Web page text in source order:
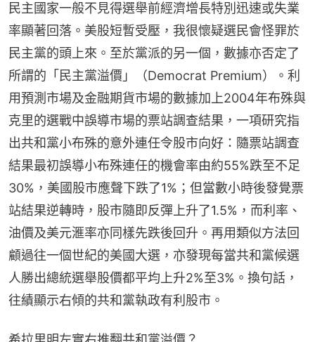
民主國家一般不見得選舉前經濟增長特別迅速或失業
率顯著回落。美股短暫受壓，我很懷疑選民會怪罪於
民主黨的頭上來。至於黨派的另一個，數據亦否定了
所謂的「民主黨溢價」（Democrat Premium）。利
用預測市場及金融期貨市場的數據加上2004年布殊與
克里的選戰中誤導市場的票站調查結果，一項研究指
出共和黨小布殊的意外連任令股市向好：隨票站調查
結果最初誤導小布殊連任的機會率由約55%跌至不足
30%，美國股市應聲下跌了1%；但當數小時後發覺票
站結果逆轉時，股市隨即反彈上升了1.5%，而利率、
油價及美元滙率亦同樣先跌後回升。再用類似方法回
顧過往一個世紀的美國大選，亦發現每當共和黨候選
人勝出總統選舉股價都平均上升2%至3%。換句話，
往績顯示右傾的共和黨執政有利股市。